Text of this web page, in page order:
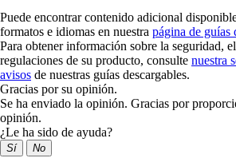
Puede encontrar contenido adicional
formatos e idiomas en nuestra página de guías
Para obtener información sobre la seguridad,
regulaciones de su producto, consulte nuestra
avisos de nuestras guías descargables.
Gracias por su opinión.
Se ha enviado la opinión. Gracias por
opinión.
¿Le ha sido de ayuda?
Sí No